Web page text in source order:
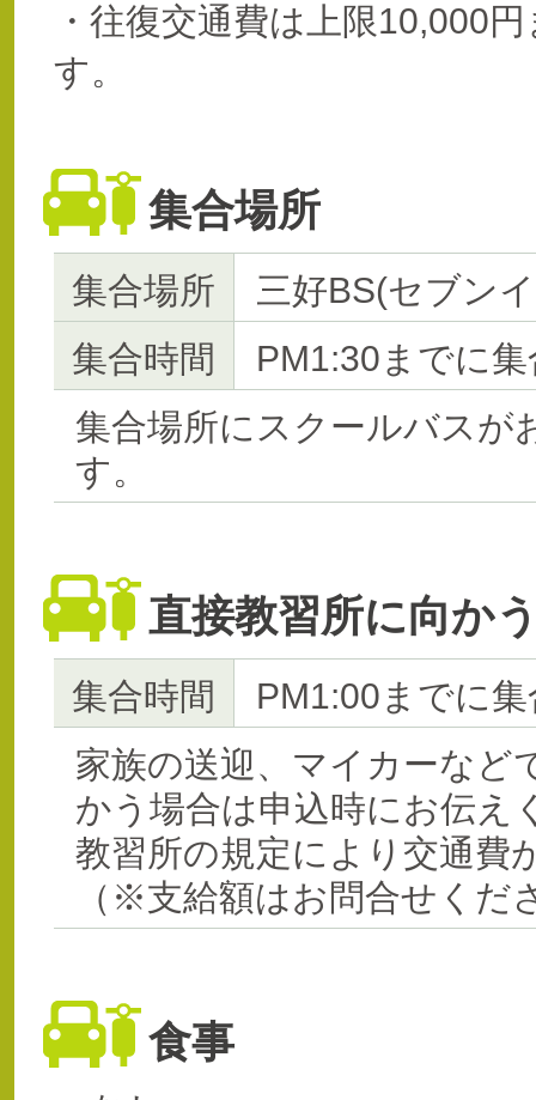
・往復交通費は上限10,000
す。
集合場所
集合場所
三好BS(セブン
集合時間
PM1:30までに集
集合場所にスクールバスが
す。
直接教習所に向か
集合時間
PM1:00までに集
家族の送迎、マイカーなど
かう場合は申込時にお伝え
教習所の規定により交通費
（※支給額はお問合せくだ
食事